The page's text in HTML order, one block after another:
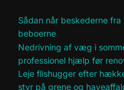
Sådan når beskederne
beboerne
Nedrivning af væg i
professionel hjælp før
Leje flishugger efter
styr på grene og